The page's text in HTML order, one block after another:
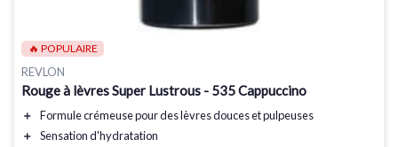
🔥 POPULAIRE
REVLON
Rouge à lèvres Super Lustrous - 535 Cappuccino
＋ Formule crémeuse pour des lèvresdoucesetpulpeuses
＋
Sensation d'hydratation